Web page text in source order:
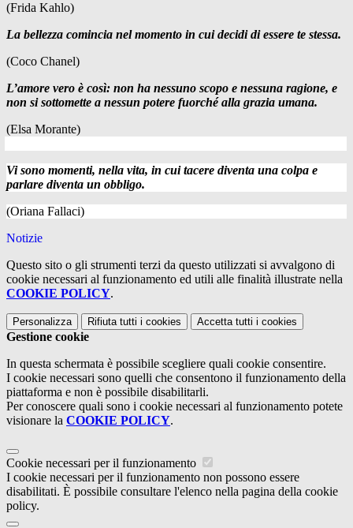
(Frida Kahlo)
La bellezza comincia nel momento in cui decidi di essere te stessa.
(Coco Chanel)
L’amore vero è così: non ha nessuno scopo e nessuna ragione, e
non si sottomette a nessun potere fuorché alla grazia umana.
(Elsa Morante)
Vi sono momenti, nella vita, in cui tacere diventa una colpa e
parlare diventa un obbligo.
(Oriana Fallaci)
Notizie
Questo sito o gli strumenti terzi da questo utilizzati si avvalgono di
cookie necessari al funzionamento ed utili alle finalità illustrate nella
COOKIE POLICY.
Personalizza Rifiuta tutti i cookies Accetta tutti i cookies
Gestione cookie
In questa schermata è possibile scegliere quali cookie consentire.
I cookie necessari sono quelli che consentono il funzionamento della
piattaforma e non è possibile disabilitarli.
Per conoscere quali sono i cookie necessari al funzionamento potete
visionare la COOKIE POLICY.
Cookie necessari per il funzionamento
I cookie necessari per il funzionamento non possono essere
disabilitati. È possibile consultare l'elenco nella pagina della cookie
policy.